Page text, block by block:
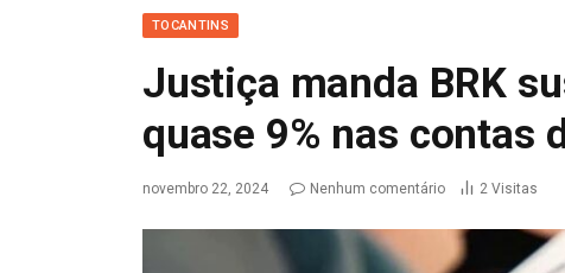
TOCANTINS
Justiça manda BRK
quase 9% nas contas
novembro 22, 2024 Nenhum comentário 2 Visitas